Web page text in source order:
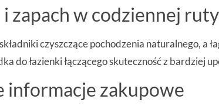
i zapach w codziennej
czyszczące pochodzenia naturalnego, a
do łazienki łączącego skuteczność z bardziej
informacje zakupowe